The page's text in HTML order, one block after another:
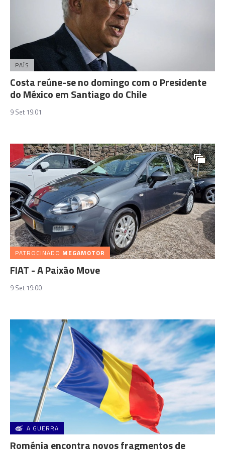
PAÍS
Costa reúne-se no domingo com o Presidente
do México em Santiago do Chile
9 Set 19:01
PATROCINADO MEGAMOTOR
FIAT - A Paixão Move
9 Set 19:00
A GUERRA
Roménia encontra novos fragmentos de